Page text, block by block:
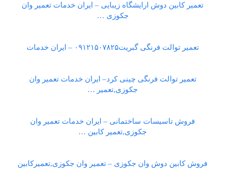
تعمیر کابین دوش ارایشگاه زیبایی – ایران خدمات تعمیر وان
جکوزی …
تعمیر توالت فرنگی گبریت۰۹۱۲۱۵۰۷۸۲۵ – ایران خدمات
تعمیر توالت فرنگی چینی کرد– ایران خدمات تعمیر وان
جکوزی,تعمیر …
فروش تاسیسات ساختمانی – ایران خدمات تعمیر وان
جکوزی,تعمیر کابین …
فروش کابین دوش وان جکوزی – تعمیر وان جکوزی,تعمیرکابین